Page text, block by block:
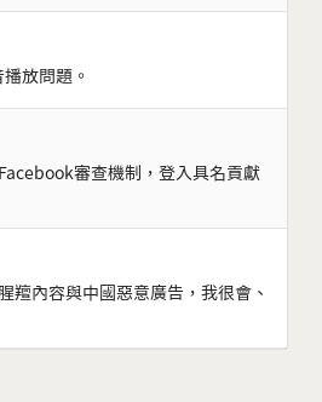
放問題。
審查機制，登入具名貢獻
羶內容與中國惡意廣告，我很會、